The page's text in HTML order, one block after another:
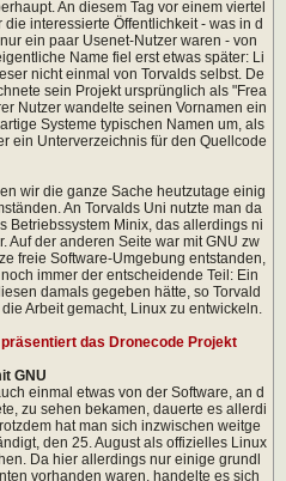
An diesem Tag vor einem viertel
interessierte Öffentlichkeit - was in d
ein paar Usenet-Nutzer waren - von
Name fiel erst etwas später: Li
nicht einmal von Torvalds selbst. De
sein Projekt ursprünglich als "Frea
Nutzer wandelte seinen Vornamen ein
Systeme typischen Namen um, als
ein Unterverzeichnis für den Quellcode
wir die ganze Sache heutzutage einig
An Torvalds Uni nutzte man da
Betriebssystem Minix, das allerdings ni
Auf der anderen Seite war mit GNU zw
freie Software-Umgebung entstanden,
immer der entscheidende Teil: Ein
damals gegeben hätte, so Torvald
Arbeit gemacht, Linux zu entwickeln.
das Dronecode Projekt
GNU
einmal etwas von der Software, an d
zu sehen bekamen, dauerte es allerdi
hat man sich inzwischen weitge
den 25. August als offizielles Linux
Da hier allerdings nur einige grundl
vorhanden waren, handelte es sich